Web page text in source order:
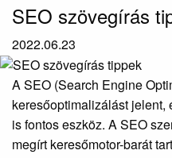
SEO szövegírás
2022.06.23
A SEO (Search Engine
keresőoptimalizálást
is fontos eszköz. A SEO
megírt keresőmotor-barát